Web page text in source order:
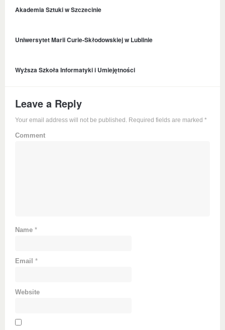
Akademia Sztuki w Szczecinie
Uniwersytet Marii Curie-Skłodowskiej w Lublinie
Wyższa Szkoła Informatyki i Umiejętności
Leave a Reply
Your email address will not be published. Required fields are marked *
Comment
Name *
Email *
Website